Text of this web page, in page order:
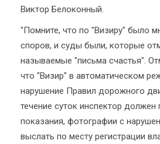
Виктор Белоконный.
"Помните, что по "Визиру" было
споров, и суды были, которые
называемые "письма счастья".
что "Визир" в автоматическом
нарушение Правил дорожного
течение суток инспектор должен
показания, фотографии с
выслать по месту регистрации